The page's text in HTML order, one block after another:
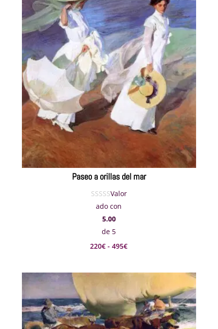
330€
hasta
605€
Paseo a orillas del mar
Valor
ado con
5.00
de 5
220€ - 495€Rango
precios:
220€
hasta
495€